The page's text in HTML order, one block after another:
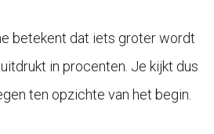
betekent dat iets groter wordt
in procenten. Je kijkt dus
ten opzichte van het begin.